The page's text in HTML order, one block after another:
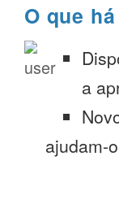
O que
a
ajudam-